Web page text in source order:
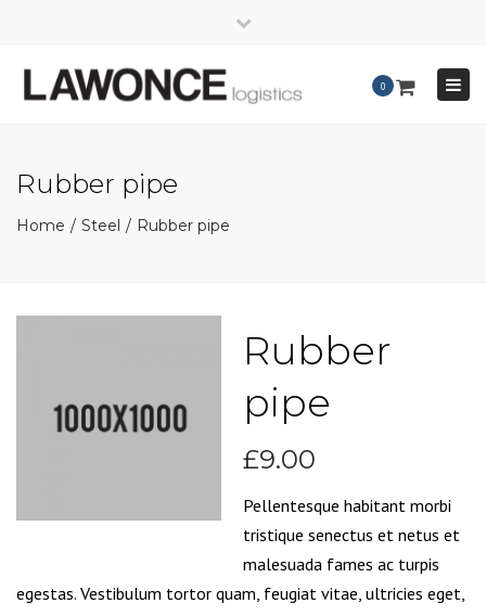
Mo - Fr: 8:00 - 17:00
+49 421 - 69 66 36-0
info@lawonce.de
bar
0
Rubber pipe
Home Steel Rubber pipe
Rubber
pipe
£9.00
Pellentesque habitant morbi
tristique senectus et netus et
malesuada fames ac turpis
egestas. Vestibulum tortor quam, feugiat vitae, ultricies eget,